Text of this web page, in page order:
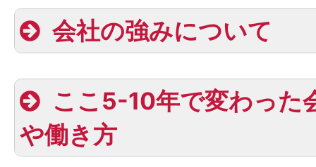
会社の強みについて
ここ5-10年で変わった
や働き方